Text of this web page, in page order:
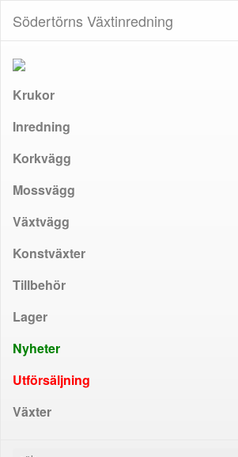
Södertörns Växtinredning
Krukor
Inredning
Korkvägg
Mossvägg
Växtvägg
Konstväxter
Tillbehör
Lager
Nyheter
Utförsäljning
Växter